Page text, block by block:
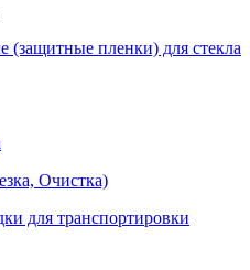
(защитные пленки) для стекла
Очистка)
для транспортировки